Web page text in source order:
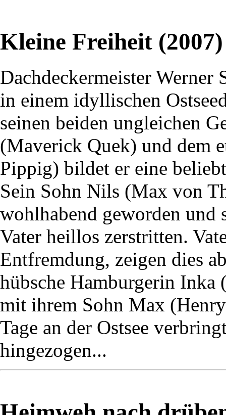
Kleine Freiheit (2007)
Dachdeckermeister
in einem idyllischen
seinen beiden ungleichen
(Maverick Quek) und dem
Pippig) bildet er eine
Sein Sohn Nils (Max von
wohlhabend geworden und
Vater heillos zerstritten.
Entfremdung, zeigen dies
hübsche Hamburgerin
mit ihrem Sohn Max
Tage an der Ostsee
hingezogen...